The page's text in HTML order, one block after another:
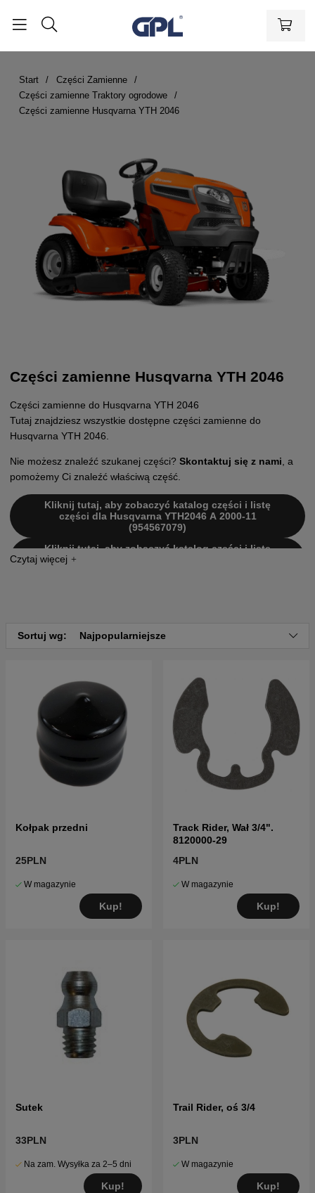
Start
Części Zamienne
Części zamienne Traktory ogrodowe
Części zamienne Husqvarna YTH 2046
Części zamienne Husqvarna YTH 2046
Części zamienne do Husqvarna YTH 2046
Tutaj znajdziesz wszystkie dostępne części zamienne do
Husqvarna YTH 2046.
Nie możesz znaleźć szukanej części? Skontaktuj się z nami , a
pomożemy Ci znaleźć właściwą część.
Kliknij tutaj, aby zobaczyć katalog części i listę
części dla Husqvarna YTH2046 A 2000-11
(954567079)
Kliknij tutaj, aby zobaczyć katalog części i listę
części dla Husqvarna YTH2046 B 2001-01
Sortuj wg: Najpopularniejsze
Kołpak przedni
25PLN
W magazynie
Kup!
Track Rider, Wał 3/4".
8120000-29
4PLN
W magazynie
Kup!
Sutek
33PLN
Na zam. Wysyłka za 2–5 dni
Kup!
Trail Rider, oś 3/4
3PLN
W magazynie
Kup!